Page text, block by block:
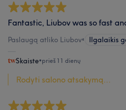
Fantastic, Liubov was so fast
Paslaugą atliko Liubov• Ilgalaikis
Skaiste•prieš 11 dienų
Rodyti salono atsakymą...